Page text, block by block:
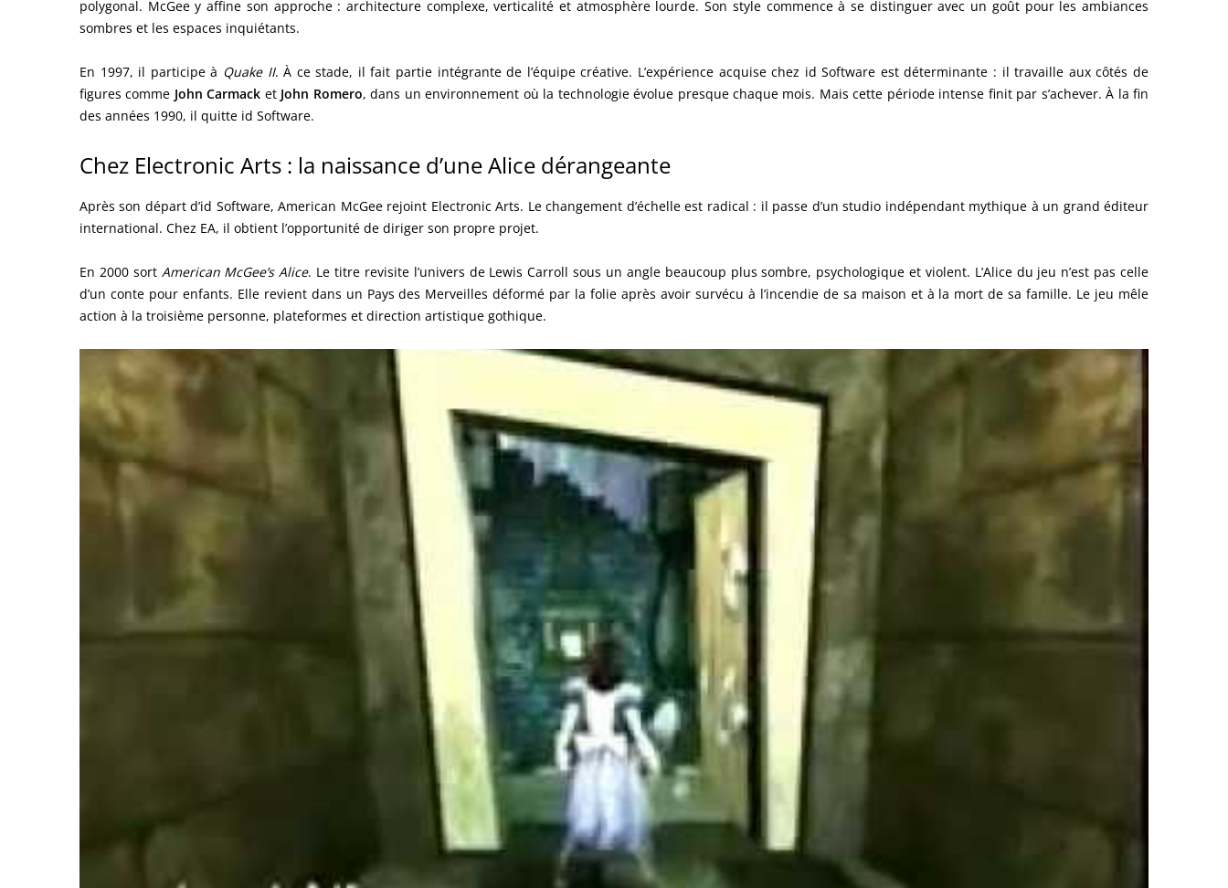
polygonal. McGee y affine son approche : architecture complexe, verticalité et atmosphère lourde. Son style commence à se distinguer avec un goût pour les ambiances
sombres et les espaces inquiétants.
En 1997, il participe à Quake II. À ce stade, il fait partie intégrante de l’équipe créative. L’expérience acquise chez id Software est déterminante : il travaille aux côtés de
figures comme John Carmack et John Romero, dans un environnement où la technologie évolue presque chaque mois. Mais cette période intense finit par s’achever. À la fin
des années 1990, il quitte id Software.
Chez Electronic Arts : la naissance d’une Alice dérangeante
Après son départ d’id Software, American McGee rejoint Electronic Arts. Le changement d’échelle est radical : il passe d’un studio indépendant mythique à un grand éditeur
international. Chez EA, il obtient l’opportunité de diriger son propre projet.
En 2000 sort American McGee’s Alice. Le titre revisite l’univers de Lewis Carroll sous un angle beaucoup plus sombre, psychologique et violent. L’Alice du jeu n’est pas celle
d’un conte pour enfants. Elle revient dans un Pays des Merveilles déformé par la folie après avoir survécu à l’incendie de sa maison et à la mort de sa famille. Le jeu mêle
action à la troisième personne, plateformes et direction artistique gothique.